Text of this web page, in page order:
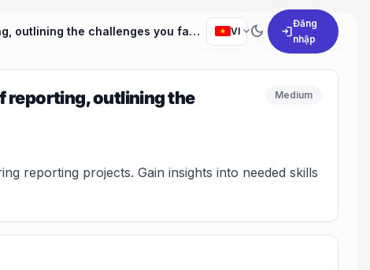
Can you describe a project where you were in charge of reporting, outlining the challenges you faced and how you resolved them? VI expand_moredark_mode login
Đăng
nhập
reporting, outlining the
Medium
reporting projects. Gain insights into needed skills